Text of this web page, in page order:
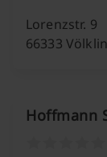
Lorenzstr. 9
66333
Hoffmann